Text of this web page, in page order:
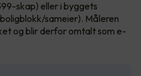
skap) eller i byggets
sameier). Måleren
og blir derfor omtalt som e-